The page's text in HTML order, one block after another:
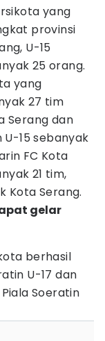
yang
provinsi
U-15
25 orang.
yang
27 tim
Serang dan
U-15 sebanyak
FC Kota
21 tim,
Kota Serang.
gelar
berhasil
U-17 dan
Soeratin